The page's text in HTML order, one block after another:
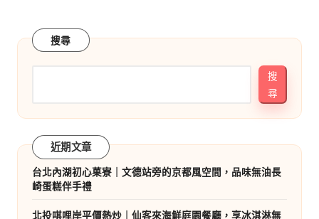
搜尋
搜
尋
近期文章
台北內湖初心菓寮｜文德站旁的京都風空間，品味無油長
崎蛋糕伴手禮
北投唭哩岸平價熱炒｜仙客來海鮮庭園餐廳，享冰淇淋無